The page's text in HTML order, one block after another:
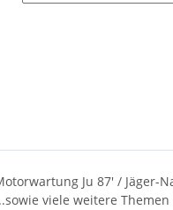
Ju 87' / Jäger-
viele weitere